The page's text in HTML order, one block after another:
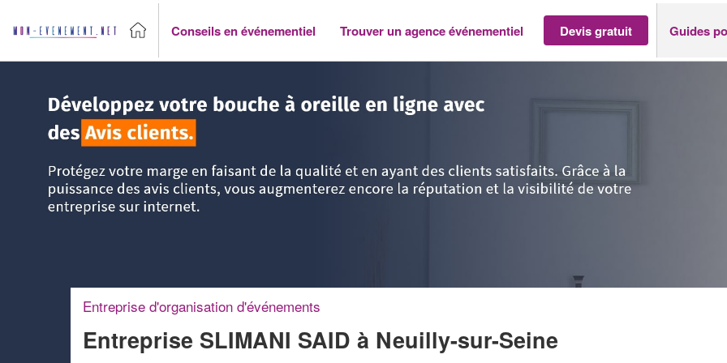
Conseils en événementiel Trouver un agence événementiel Devis gratuit Guides
Entreprise d'organisation d'événements
Entreprise SLIMANI SAID à Neuilly-sur-Seine